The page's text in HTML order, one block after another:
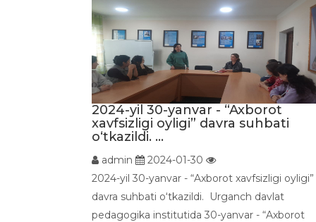
2024-yil 30-yanvar - “Axborot
xavfsizligi oyligi” davra suhbati
o‘tkazildi. ...
admin
2024-01-30
2024-yil 30-yanvar - “Axborot xavfsizligi oyligi”
davra suhbati o‘tkazildi. Urganch davlat
pedagogika institutida 30-yanvar - “Axborot